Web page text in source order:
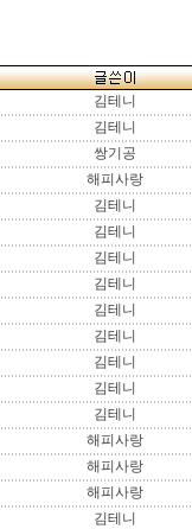
김테니
김테니
쌍기공
해피사랑
김테니
김테니
김테니
김테니
김테니
김테니
김테니
김테니
김테니
해피사랑
해피사랑
해피사랑
김테니